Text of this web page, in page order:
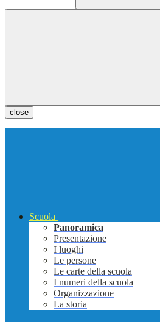
close
Scuola
Panoramica
Presentazione
I luoghi
Le persone
Le carte della scuola
I numeri della scuola
Organizzazione
La storia